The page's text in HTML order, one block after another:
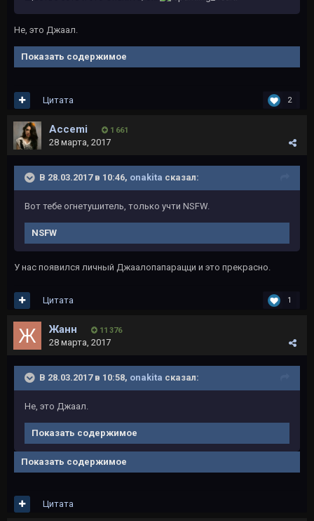
Не, это Джаал.
Показать содержимое
2
Цитата
Accemi 1 661
28 марта, 2017
В 28.03.2017 в 10:46, onakita сказал:
Вот тебе огнетушитель, только учти NSFW.
NSFW
У нас появился личный Джаалопапарацци и это прекрасно.
1
Цитата
Жанн 11 376
28 марта, 2017
В 28.03.2017 в 10:58, onakita сказал:
Не, это Джаал.
Показать содержимое
Показать содержимое
Цитата